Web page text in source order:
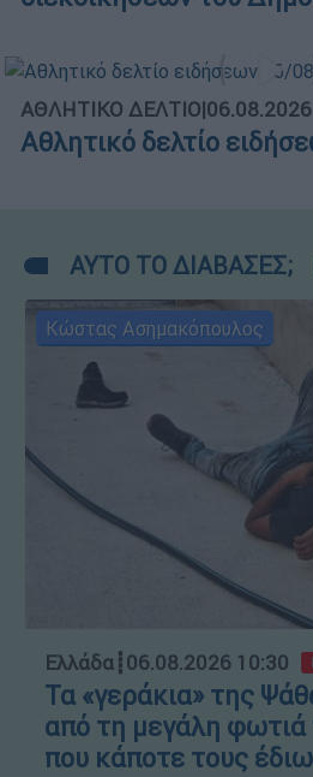
ΑΘΛΗΤΙΚΟ ΔΕΛΤΙΟ|
Αθλητικό δελτίο
ΑΥΤΟ ΤΟ ΔΙΑΒΑΣΕΣ;
Κώστας Ασημακόπουλος
Ελλάδα┋06.08.2026 10:30
Τα «γεράκια» της
από τη μεγάλη φωτιά
που κάποτε τους